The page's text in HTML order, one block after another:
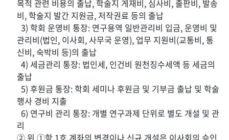
목적 관련 비용의 출납, 학술지 게재비, 심사비, 출판비, 발송
비, 학술지 발간 지원금, 저작권료 등의 출납
3) 학회 운영비 통장: 연구용역 일반관리비 입금, 운영비 및
관리비(법인, 이사회, 사무국 운영), 업무 지원비(교통비, 통
신비, 숙박비 등)의 출납
4) 세금관리 통장: 법인세, 인건비 원천징수세액 등 세금의
출납
5) 후원금 통장: 학회 세미나 후원금 및 기부금 출납 및 학술
행사 경비 지출
6) 연구비 관리 통장: 개별 연구과제 단위로 별도 개설 및 관
리
② 위 ①항 1호 계좌의 변경이나 신규 개설은 이사회의 승인